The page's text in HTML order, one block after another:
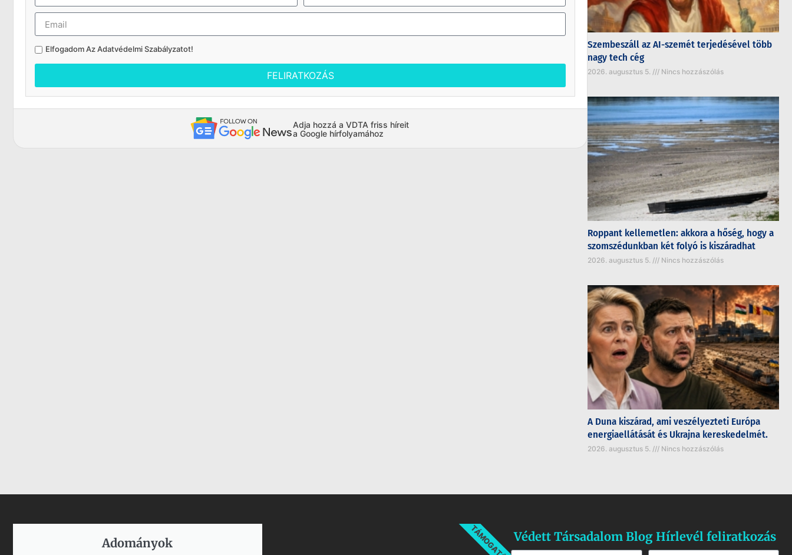
Elfogadom AzAdatvédelmi Szabályzatot!
FELIRATKOZÁS
Adja hozzá a VDTA friss híreit
a Google hírfolyamához
Szembeszáll az AI-szemét terjedésével több
nagy tech cég
2026. augusztus 5. Nincs hozzászólás
Roppant kellemetlen: akkora a hőség, hogy a
szomszédunkban két folyó is kiszáradhat
2026. augusztus 5. Nincs hozzászólás
A Duna kiszárad, ami veszélyezteti Európa
energiaellátását és Ukrajna kereskedelmét.
2026. augusztus 5. Nincs hozzászólás
Adományok​ TÁMOGATÁSVédett Társadalom Blog Hírlevél feliratkozás